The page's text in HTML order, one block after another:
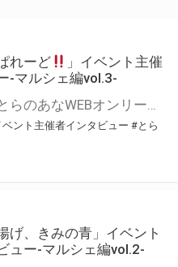
れーど
」イベント主催
-マルシェ編vol.3-
こんにちは、とらのあなWEBオンリー運営スタッフです。 新たにお届けする、イベント主催者インタビュー-マルシェ編-は、 とらのあなWEBオンリー「マルシェ」をご利用した主催様に 「マルシェ」を使って開催した感想や心がけをお聞きする企画です。 今回は、WEBオンリー初開催「つるみかるぱれーど
ント主催者インタビュー #とら
げ、きみの青」イベント
ュー-マルシェ編vol.2-